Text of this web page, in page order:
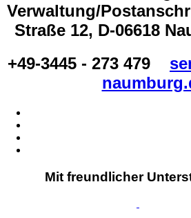
Verwaltung/
Straße 12, D-06618
+49-3445 - 273 479
Mit freundlicher